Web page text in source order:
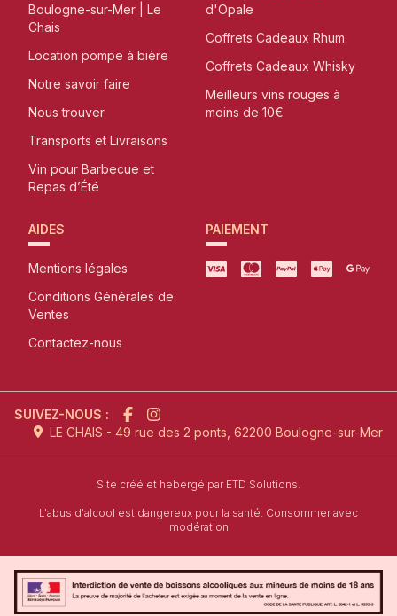
Boulogne-sur-Mer | Le
Chais
Location pompe à bière
Notre savoir faire
Nous trouver
Transports et Livraisons
Vin pour Barbecue et
Repas d’Été
d'Opale
Coffrets Cadeaux Rhum
Coffrets Cadeaux Whisky
Meilleurs vins rouges à
moins de 10€
AIDES
Mentions légales
Conditions Générales de
Ventes
Contactez-nous
PAIEMENT
SUIVEZ-NOUS :
LE CHAIS - 49 rue des 2 ponts, 62200 Boulogne-sur-Mer
Site créé et hebergé parl'agence de création de site
ETD Solutions.
L'abus d'alcool est dangereux pour la santé. Consommer avec
modération